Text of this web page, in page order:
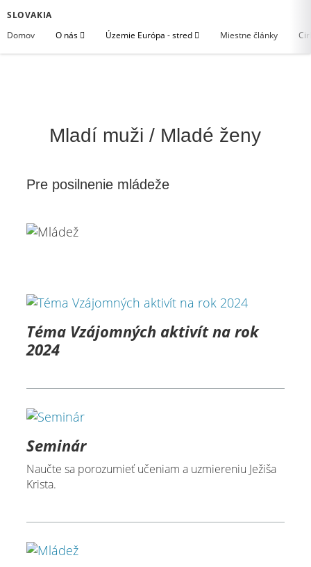
SLOVAKIA
Domov
O nás Územie Európa - stred Miestne články
Mladí muži / Mladé ženy
Pre posilnenie mládeže
Téma Vzájomných aktivít na rok
2024
Seminár
Naučte sa porozumieť učeniam a uzmiereniu Ježiša
Krista.